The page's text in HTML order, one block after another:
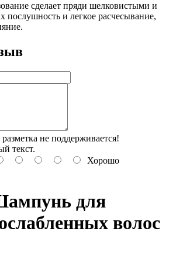
сделает пряди шелковистыми и
послушность и легкое расчесывание,
не поддерживается!
текст.
Хорошо
для
волос